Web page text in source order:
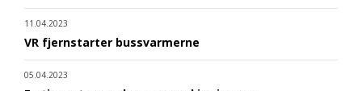
11.04.2023
VR fjernstarter bussvarmerne
05.04.2023